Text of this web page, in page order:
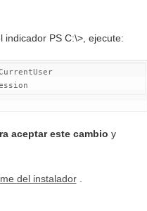
PS C:\>, ejecute:
Scope CurrentUser
aceptar este cambio y
del instalador.